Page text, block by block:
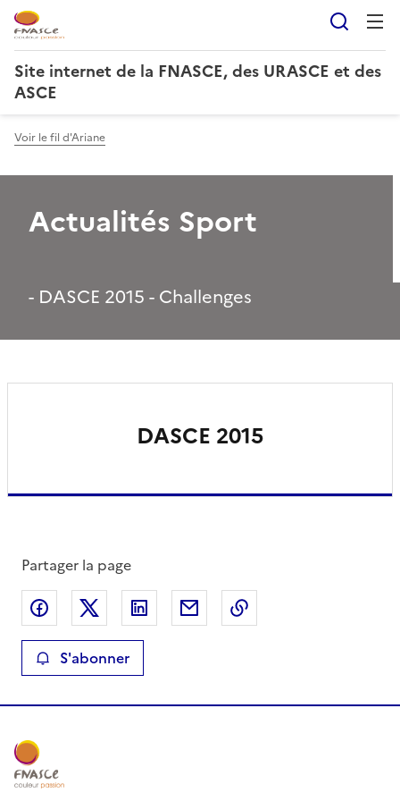
Site internet de la FNASCE, des URASCE et des
ASCE
Voir le fil d'Ariane
Actualités Sport
- DASCE 2015 - Challenges
DASCE 2015
Partager la page
Partager sur Facebook
Partager sur XPartager sur LinkedIn
Partager par email
S'abonner